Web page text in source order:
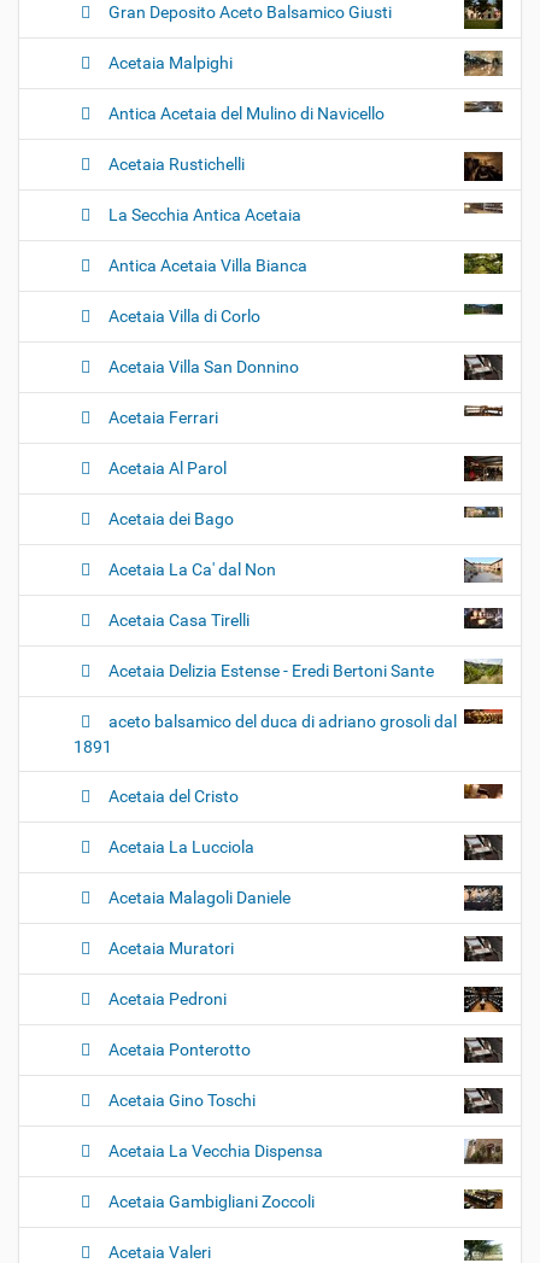
Gran Deposito Aceto Balsamico Giusti
Acetaia Malpighi
Antica Acetaia del Mulino di Navicello
Acetaia Rustichelli
La Secchia Antica Acetaia
Antica Acetaia Villa Bianca
Acetaia Villa di Corlo
Acetaia Villa San Donnino
Acetaia Ferrari
Acetaia Al Parol
Acetaia dei Bago
Acetaia La Ca' dal Non
Acetaia Casa Tirelli
Acetaia Delizia Estense - Eredi Bertoni Sante
aceto balsamico del duca di adriano grosoli dal
1891
Acetaia del Cristo
Acetaia La Lucciola
Acetaia Malagoli Daniele
Acetaia Muratori
Acetaia Pedroni
Acetaia Ponterotto
Acetaia Gino Toschi
Acetaia La Vecchia Dispensa
Acetaia Gambigliani Zoccoli
Acetaia Valeri